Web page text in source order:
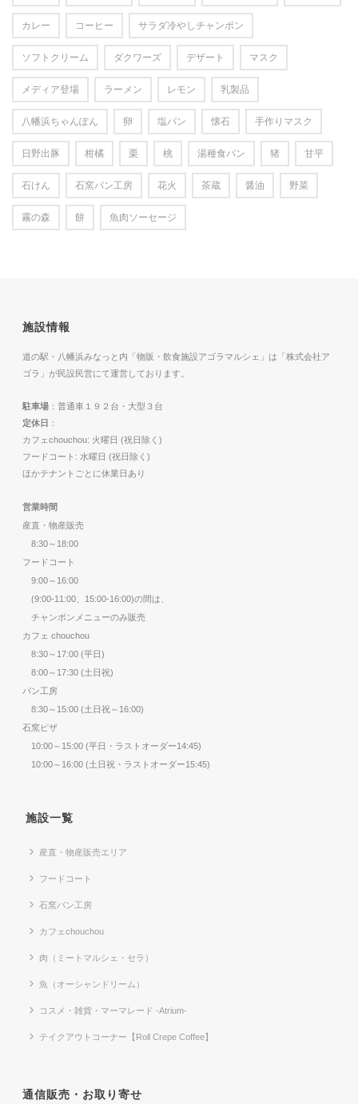
カレー コーヒー サラダ冷やしチャンポン
ソフトクリーム ダクワーズ デザート マスク
メディア登場 ラーメン レモン 乳製品
八幡浜ちゃんぽん 卵 塩パン 懐石 手作りマスク
日野出豚 柑橘 栗 桃 湯種食パン 猪 甘平
石けん 石窯パン工房 花火 茶蔵 醤油 野菜
霧の森 餅 魚肉ソーセージ
施設情報
道の駅・八幡浜みなっと内「物販・飲食施設アゴラマルシェ」は「株式会社ア
ゴラ」が民設民営にて運営しております。
駐車場 ：普通車１９２台・大型３台
定休日 ：
カフェchouchou: 火曜日 (祝日除く)
フードコート: 水曜日 (祝日除く)
ほかテナントごとに休業日あり
営業時間
産直・物産販売
8:30～18:00
フードコート
9:00～16:00
(9:00-11:00、15:00-16:00)の間は、
チャンポンメニューのみ販売
カフェ chouchou
8:30～17:00 (平日)
8:00～17:30 (土日祝)
パン工房
8:30～15:00 (土日祝～16:00)
石窯ピザ
10:00～15:00 (平日・ラストオーダー14:45)
10:00～16:00 (土日祝・ラストオーダー15:45)
施設一覧
産直・物産販売エリア
フードコート
石窯パン工房
カフェchouchou
肉（ミートマルシェ・セラ）
魚（オーシャンドリーム）
コスメ・雑貨・マーマレード -Atrium-
テイクアウトコーナー【Roll Crepe Coffee】
通信販売・お取り寄せ